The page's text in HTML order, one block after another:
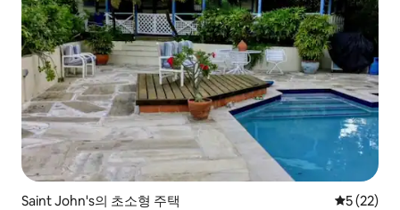
Saint John's의 초소형 주택 평점 5점
5 (22)